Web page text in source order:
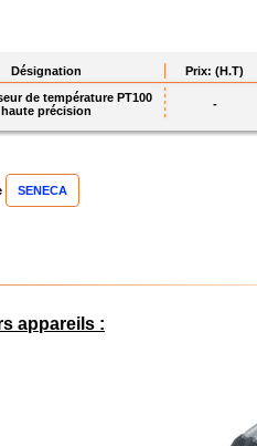
Désignation Prix: (H.T)
de température PT100
haute précision
-
SENECA
appareils :